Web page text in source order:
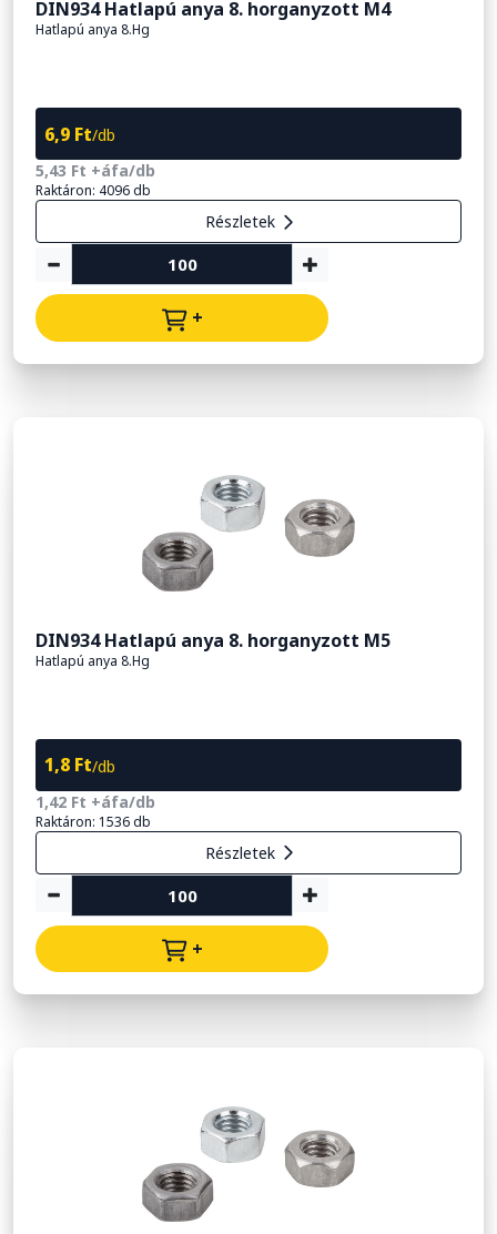
DIN934 Hatlapú anya 8. horganyzott M4
Hatlapú anya 8.Hg
6,9 Ft/db
5,43 Ft +áfa/db
Raktáron: 4096 db
Részletek
+
DIN934 Hatlapú anya 8. horganyzott M5
Hatlapú anya 8.Hg
1,8 Ft/db
1,42 Ft +áfa/db
Raktáron: 1536 db
Részletek
+